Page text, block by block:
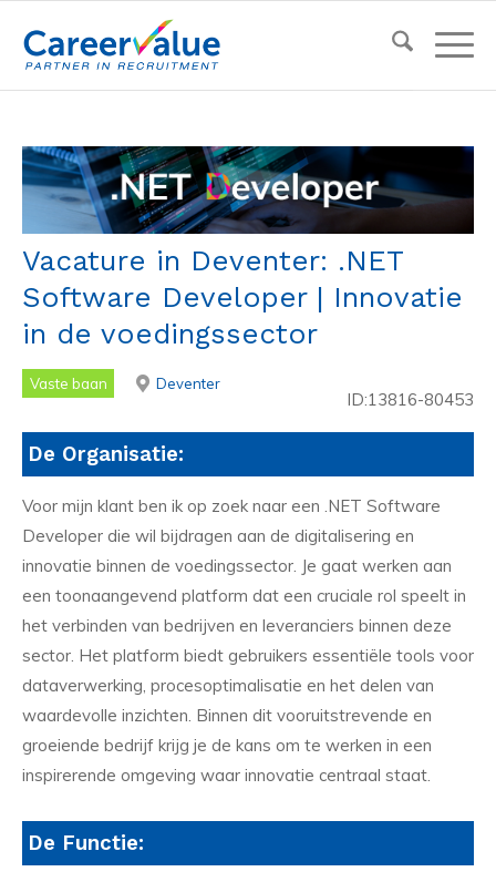
Vacature in Deventer: .NET
Software Developer | Innovatie
in de voedingssector
Vaste baan Deventer
ID:13816-80453
De Organisatie:
Voor mijn klant ben ik op zoek naar een .NET Software
Developer die wil bijdragen aan de digitalisering en
innovatie binnen de voedingssector. Je gaat werken aan
een toonaangevend platform dat een cruciale rol speelt in
het verbinden van bedrijven en leveranciers binnen deze
sector. Het platform biedt gebruikers essentiële tools voor
dataverwerking, procesoptimalisatie en het delen van
waardevolle inzichten. Binnen dit vooruitstrevende en
groeiende bedrijf krijg je de kans om te werken in een
inspirerende omgeving waar innovatie centraal staat.
De Functie: